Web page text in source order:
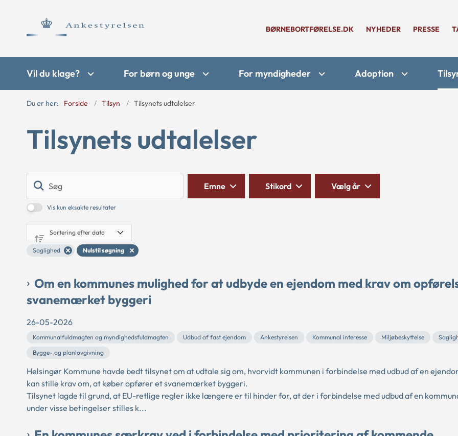
BØRNEBORTFØRELSE.DK NYHEDER PRESSE
Vil du klage? For børn og unge For myndigheder Adoption
Du er her: Forside Tilsyn Tilsynets udtalelser
Tilsynets udtalelser
Vis kun eksakte resultater
Emne Stikord Vælg år
Saglighed Nulstil søgning
Om en kommunes mulighed for at udbyde en ejendom med krav om
svanemærket byggeri
26-05-2026
Kommunalfuldmagten og myndighedsfuldmagten Udbud af fast ejendom Ankestyrelsen Kommunal interesse Miljøbeskyttelse
Bygge- og planlovgivning
Helsingør Kommune havde bedt tilsynet om at udtale sig om, hvorvidt kommunen i forbindelse med udbud af en
kan stille krav om, at køber opfører et svanemærket byggeri.
Tilsynet lagde til grund, at EU-retlige regler ikke længere er til hinder for, at der i forbindelse med udbud af en
under visse betingelser stilles k...